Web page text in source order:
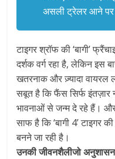
असली ट्रेलर आने पर
टाइगर श्रॉफ की ‘बागी’
दर्शक वर्ग रहा है, लेकिन इस
खतरनाक और ज़्यादा
सबूत है कि फैंस सिर्फ इंतज़ार
भावनाओं से जन्म दे रहे हैं।
साफ है कि ‘बागी 4’ टाइगर
बनने जा रही है।
उनकी जीवनशैलीजो